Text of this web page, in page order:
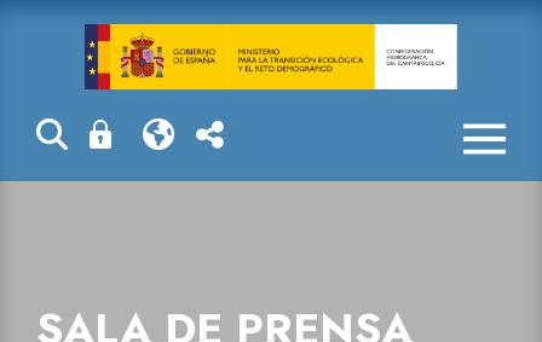
Sala de prensa